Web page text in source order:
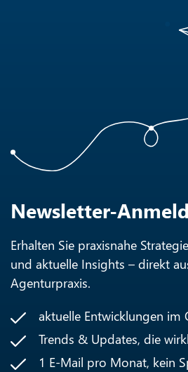
Newsletter-
Erhalten Sie praxisnahe
und aktuelle Insights – direkt
Agenturpraxis.
aktuelle Entwicklungen im
Trends & Updates, die
1 E-Mail pro Monat, kein